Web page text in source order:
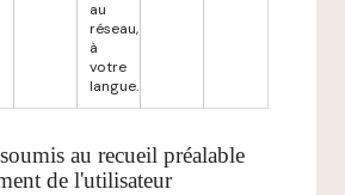
au
réseau,
à
votre
langue.
au recueil préalable
de l'utilisateur